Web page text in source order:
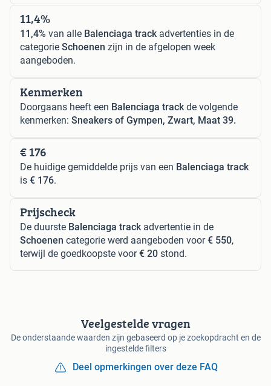
11,4%
11,4% van alle Balenciaga trackadvertenties in de
categorie Schoenen zijn in de afgelopen week
aangeboden.
Kenmerken
Doorgaans heeft een Balenciaga trackde volgende
kenmerken: Sneakers of Gympen, Zwart, Maat 39.
€ 176
De huidige gemiddelde prijs van een Balenciaga track
is € 176.
Prijscheck
De duurste Balenciaga trackadvertentie in de
Schoenen categorie werd aangeboden voor€ 550,
terwijl de goedkoopste voor€ 20 stond.
Veelgestelde vragen
De onderstaande waarden zijn gebaseerd op je zoekopdracht en de
ingestelde filters
Deel opmerkingen over deze FAQ